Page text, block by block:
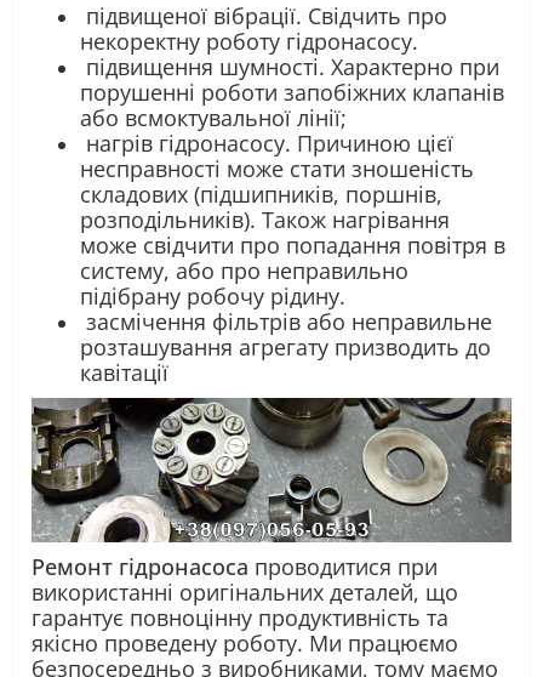
підвищеної вібрації. Свідчить про
некоректну роботу гідронасосу.
підвищення шумності. Характерно при
порушенні роботи запобіжних клапанів
або всмоктувальної лінії;
нагрів гідронасосу. Причиною цієї
несправності може стати зношеність
складових (підшипників, поршнів,
розподільників). Також нагрівання
може свідчити про попадання повітря в
систему, або про неправильно
підібрану робочу рідину.
засмічення фільтрів або неправильне
розташування агрегату призводить до
кавітації
Ремонт гідронасоса проводитися при
використанні оригінальних деталей, що
гарантує повноцінну продуктивність та
якісно проведену роботу. Ми працюємо
безпосередньо з виробниками, тому маємо